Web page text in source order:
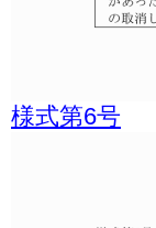
様式第6号